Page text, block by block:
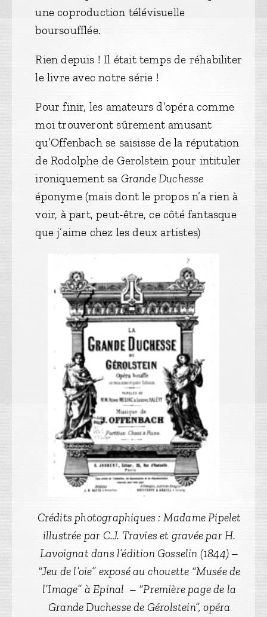
une coproduction télévisuelle
boursoufflée.
Rien depuis ! Il était temps de réhabiliter
le livre avec notre série !
Pour finir, les amateurs d’opéra comme
moi trouveront sûrement amusant
qu’Offenbach se saisisse de la réputation
de Rodolphe de Gerolstein pour intituler
ironiquement sa Grande Duchesse
éponyme (mais dont le propos n’a rien à
voir, à part, peut-être, ce côté fantasque
que j’aime chez les deux artistes)
Crédits photographiques : Madame Pipelet
illustrée par C.J. Travies et gravée par H.
Lavoignat dans l’édition Gosselin (1844) –
“Jeu de l’oie” exposé au chouette “Musée de
l’Image” à Epinal – “Première page de la
Grande Duchesse de Gérolstein”, opéra